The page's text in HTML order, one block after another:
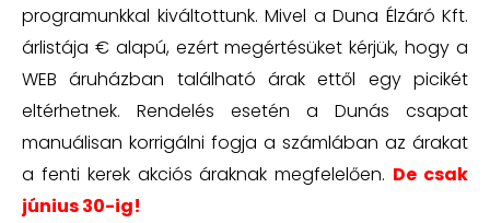
programunkkal kiváltottunk. Mivel a Duna Élzáró Kft.
árlistája € alapú, ezért megértésüket kérjük, hogy a
WEB áruházban található árak ettől egy picikét
eltérhetnek. Rendelés esetén a Dunás csapat
manuálisan korrigálni fogja a számlában az árakat
a fenti kerek akciós áraknak megfelelően. De csak
június 30-ig!